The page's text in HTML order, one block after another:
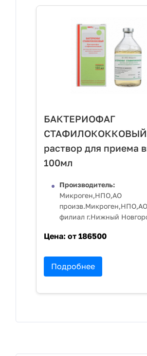
БАКТЕРИОФАГ
СТАФИЛОКОККОВЫЙ
раствор для приема
100мл
Производитель:
Микроген,НПО,АО
произв.Микроген,НПО,АО
филиал г.Нижный
Цена: от 186500
Подробнее